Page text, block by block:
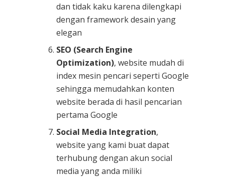
dan tidak kaku karena dilengkapi
dengan framework desain yang
elegan
SEO (Search Engine
Optimization), website mudah di
index mesin pencari seperti Google
sehingga memudahkan konten
website berada di hasil pencarian
pertama Google
Social Media Integration,
website yang kami buat dapat
terhubung dengan akun social
media yang anda miliki